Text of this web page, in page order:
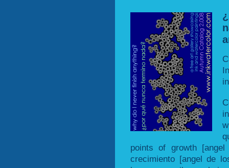
points of growth
crecimiento [angel de